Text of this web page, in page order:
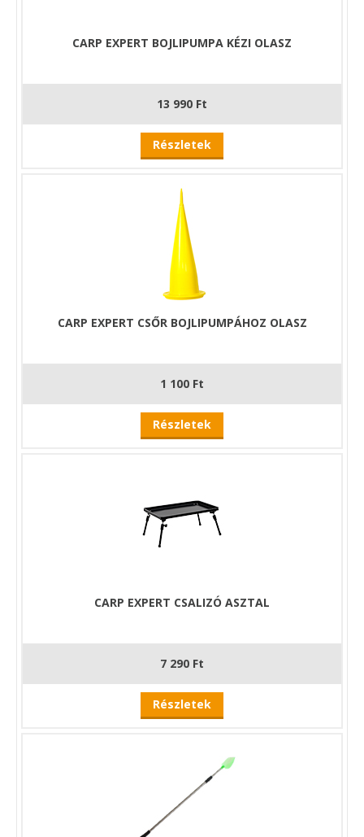
CARP EXPERT BOJLIPUMPA KÉZI OLASZ
13 990 Ft
Részletek
CARP EXPERT CSŐR BOJLIPUMPÁHOZ OLASZ
1 100 Ft
Részletek
CARP EXPERT CSALIZÓ ASZTAL
7 290 Ft
Részletek